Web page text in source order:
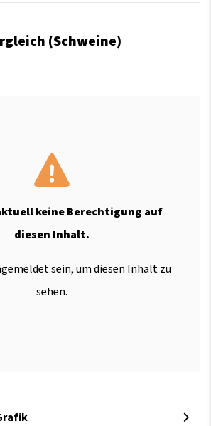
(Schweine)
keine Berechtigung auf
diesen Inhalt.
sein, um diesen Inhalt zu
sehen.